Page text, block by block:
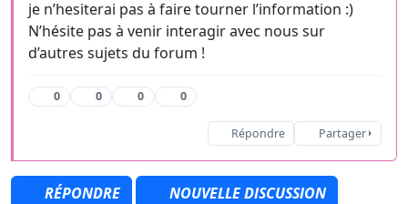
je n’hesiterai pas à faire tourner l’information :)
N’hésite pas à venir interagir avec nous sur
d’autres sujets du forum !
0 0 0 0
Répondre Partager
RÉPONDRE NOUVELLE DISCUSSION